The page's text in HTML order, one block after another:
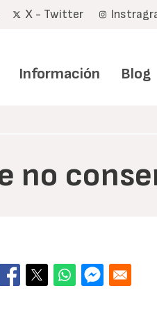
X - Twitter
Información Blog
no